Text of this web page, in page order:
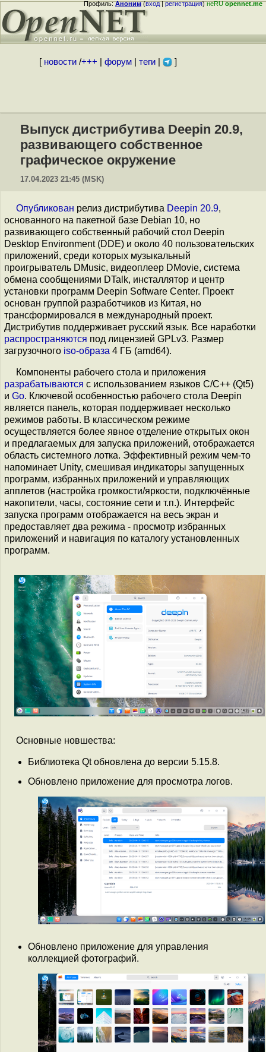
Профиль:Аноним(вход|регистрация)неRUopennet.me
[ новости/+++ форум| теги| ]
Выпуск дистрибутива Deepin 20.9,
развивающего собственное
графическое окружение
17.04.2023 21:45 (MSK)
Опубликован релиз дистрибутива Deepin 20.9,
основанного на пакетной базе Debian 10, но
развивающего собственный рабочий стол Deepin
Desktop Environment (DDE) и около 40 пользовательских
приложений, среди которых музыкальный
проигрыватель DMusic, видеоплеер DMovie, система
обмена сообщениями DTalk, инсталлятор и центр
установки программ Deepin Software Center. Проект
основан группой разработчиков из Китая, но
трансформировался в международный проект.
Дистрибутив поддерживает русский язык. Все наработки
распространяются под лицензией GPLv3. Размер
загрузочного iso-образа 4 ГБ (amd64).
Компоненты рабочего стола и приложения
разрабатываются с использованием языков C/C++ (Qt5)
и Go. Ключевой особенностью рабочего стола Deepin
является панель, которая поддерживает несколько
режимов работы. В классическом режиме
осуществляется более явное отделение открытых окон
и предлагаемых для запуска приложений, отображается
область системного лотка. Эффективный режим чем-то
напоминает Unity, смешивая индикаторы запущенных
программ, избранных приложений и управляющих
апплетов (настройка громкости/яркости, подключённые
накопители, часы, состояние сети и т.п.). Интерфейс
запуска программ отображается на весь экран и
предоставляет два режима - просмотр избранных
приложений и навигация по каталогу установленных
программ.
Основные новшества:
Библиотека Qt обновлена до версии 5.15.8.
Обновлено приложение для просмотра логов.
Обновлено приложение для управления
коллекцией фотографий.